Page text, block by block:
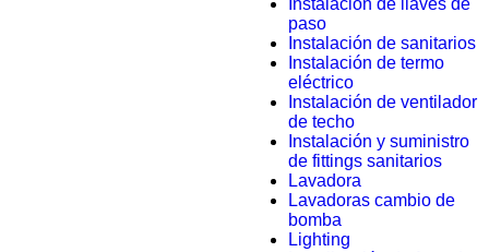
Instalación de llaves de
paso
Instalación de sanitarios
Instalación de termo
eléctrico
Instalación de ventilador
de techo
Instalación y suministro
de fittings sanitarios
Lavadora
Lavadoras cambio de
bomba
Lighting